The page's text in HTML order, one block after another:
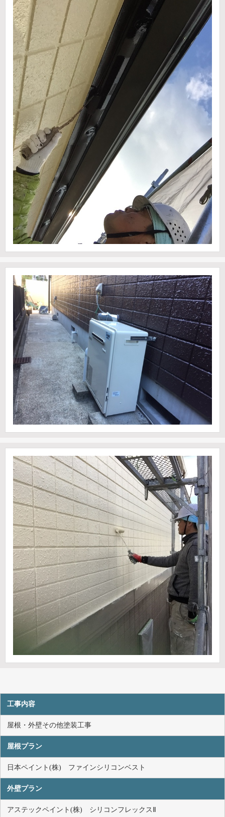
工事内容
屋根・外壁その他塗装工事
屋根プラン
日本ペイント(株) ファインシリコンベスト
外壁プラン
アステックペイント(株) シリコンフレックスⅡ